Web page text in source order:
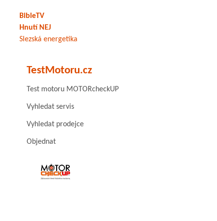
BibleTV
Hnutí NEJ
Slezská energetika
TestMotoru.cz
Test motoru MOTORcheckUP
Vyhledat servis
Vyhledat prodejce
Objednat